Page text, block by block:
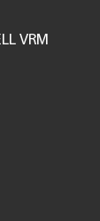
VRM